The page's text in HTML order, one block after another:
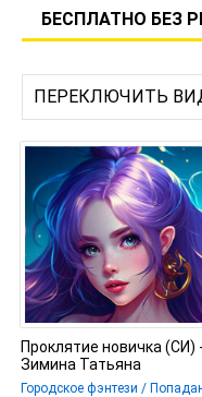
БЕСПЛАТНО БЕЗ
Проклятие новичка (СИ) -
Зимина Татьяна
Городское фэнтези /